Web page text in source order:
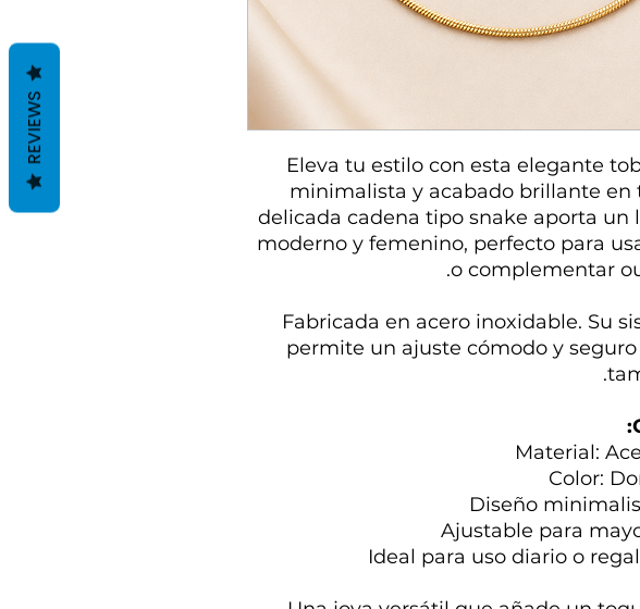
Eleva tu estilo con esta elegante
minimalista y acabado brillante en
delicada cadena tipo snake aporta un
moderno y femenino, perfecto para
o complementar
Fabricada en acero inoxidable. Su
permite un ajuste cómodo y
Material:
Color:
Diseño
Ajustable para
Ideal para uso diario o
REVIEWS